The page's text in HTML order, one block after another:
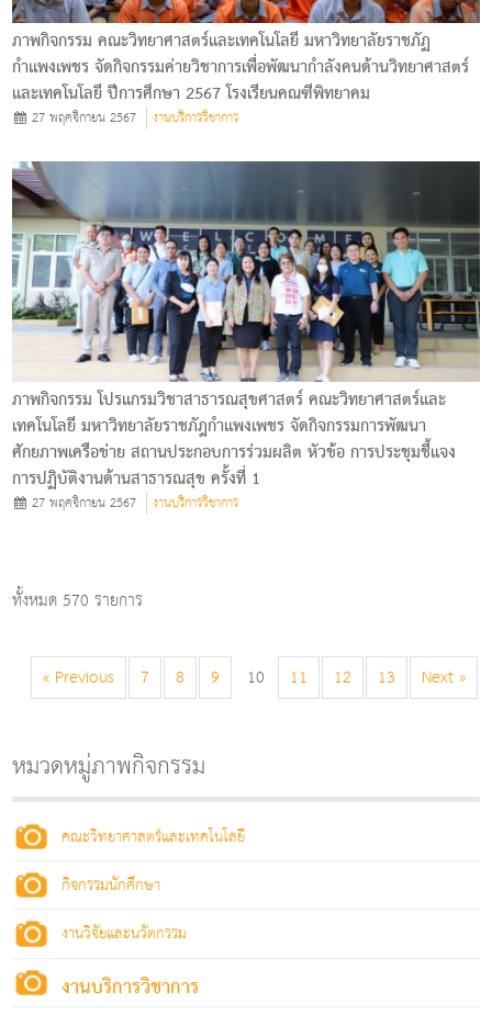
ภาพกิจกรรม คณะวิทยาศาสตร์และเทคโนโลยี มหาวิทยาลัยราชภัฏ
กำแพงเพชร จัดกิจกรรมค่ายวิชาการเพื่อพัฒนากำลังคนด้านวิทยาศาสตร์
และเทคโนโลยี ปีการศึกษา 2567 โรงเรียนคณฑีพิทยาคม
27 พฤศจิกายน 2567 งานบริการวิชาการ
ภาพกิจกรรม โปรแกรมวิชาสาธารณสุขศาสตร์ คณะวิทยาศาสตร์และ
เทคโนโลยี มหาวิทยาลัยราชภัฎกําแพงเพชร จัดกิจกรรมการพัฒนา
ศักยภาพเครือข่าย สถานประกอบการร่วมผลิต หัวข้อ การประชุมชี้แจง
การปฏิบัติงานด้านสาธารณสุข ครั้งที่ 1
27 พฤศจิกายน 2567 งานบริการวิชาการ
ทั้งหมด 570 รายการ
« Previous 7 8 9 10 11 12 13 Next »
หมวดหมู่ภาพกิจกรรม
คณะวิทยาศาสตร์และเทคโนโลยี
กิจกรรมนักศึกษา
งานวิจัยและนวัตกรรม
งานบริการวิชาการ